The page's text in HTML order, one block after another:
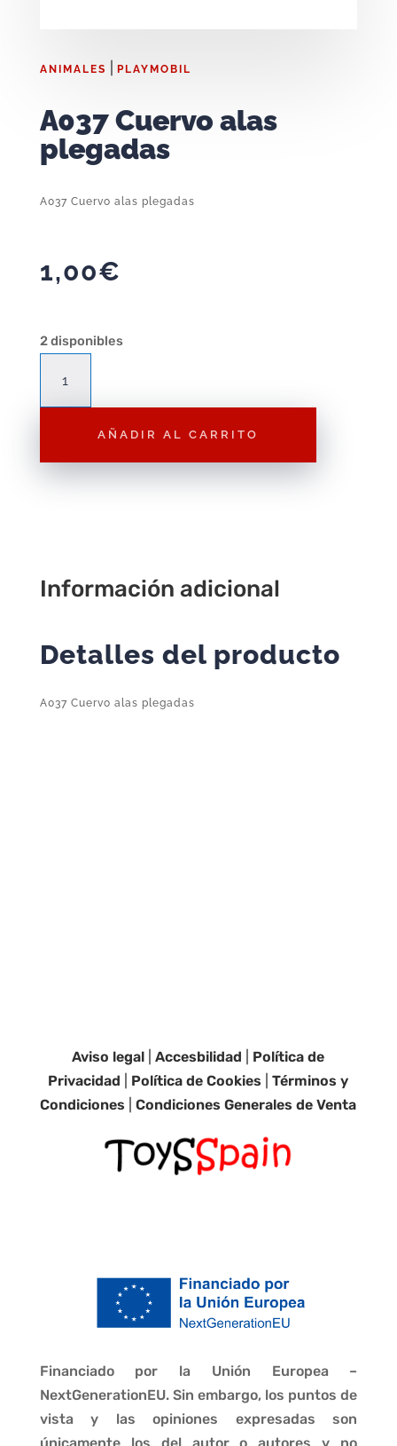
ANIMALES PLAYMOBIL
A037 Cuervo alas
plegadas
A037 Cuervo alas plegadas
1,00€
2 disponibles
Cuervo
cantidad
AÑADIR AL CARRITO
Información adicional
Detalles del producto
A037 Cuervo alas plegadas
Aviso legal |Accesbilidad
Política de
Privacidad
Política de Cookies |Términos y
Condiciones |Condiciones Generales de Venta
Financiado por la Unión Europea –
NextGenerationEU. Sin embargo, los puntos de
vista y las opiniones expresadas son
únicamente los del autor o autores y no